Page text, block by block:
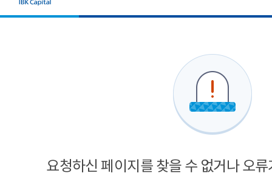
요청하신 페이지를 찾을 수 없거나 오